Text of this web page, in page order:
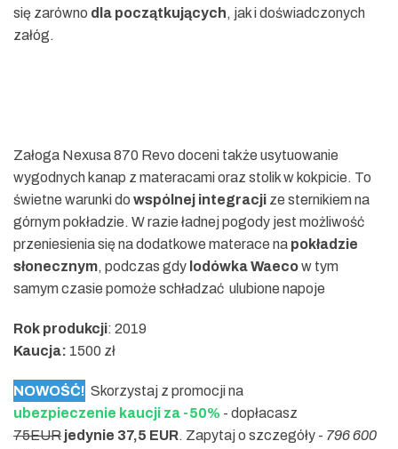
się zarówno dla początkujących, jak i doświadczonych
załóg.
Załoga Nexusa 870 Revo doceni także usytuowanie
wygodnych kanap z materacami oraz stolik w kokpicie. To
świetne warunki do wspólnej integracji ze sternikiem na
górnym pokładzie. W razie ładnej pogody jest możliwość
przeniesienia się na dodatkowe materace na pokładzie
słonecznym, podczas gdy lodówka Waecow tym
samym czasie pomoże schładzać ulubione napoje
Rok produkcji: 2019
Kaucja: 1500 zł
NOWOŚĆ! Skorzystaj z promocji na
ubezpieczenie kaucji za -50% - dopłacasz
75EUR jedynie 37,5 EUR. Zapytaj o szczegóły - 796 600